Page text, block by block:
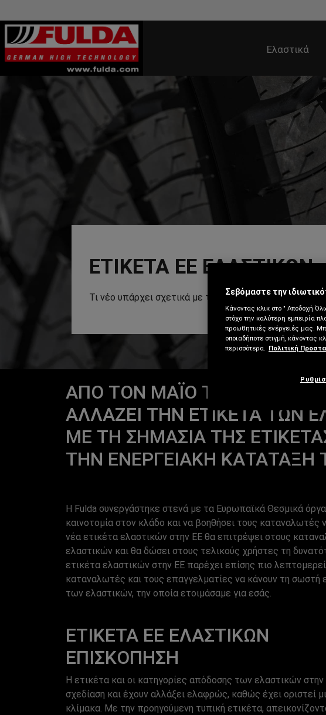
Ελαστικά
ΕΤΙΚΈΤΑ ΕΕ ΕΛΑΣΤΙΚΏΝ
Τι νέο υπάρχει σχετικά με τους κανονισμούς για τα
ΑΠΌ ΤΟΝ ΜΆΙΟ ΤΟΥ 2021,
ΑΛΛΆΖΕΙ ΤΗΝ ΕΤΙΚΈΤΑ ΤΩΝ
ΜΕ ΤΗ ΣΗΜΑΣΊΑ ΤΗΣ
ΤΗΝ ΕΝΕΡΓΕΙΑΚΉ ΚΑΤΆΤΑΞΗ
Η Fulda συνεργάστηκε στενά με τα Ευρωπαϊκά Θεσμικά
καινοτομία στον κλάδο και να βοηθήσει τους
νέα ετικέτα ελαστικών στην ΕΕ θα επιτρέψει στους
ελαστικών και θα δώσει στους τελικούς χρήστες τη
ετικέτα ελαστικών στην ΕΕ παρέχει επίσης πιο
καταναλωτές και τους επαγγελματίες να κάνουν τη σωστή
των ελαστικών, την οποία ετοιμάσαμε για εσάς.
ΕΤΙΚΈΤΑ ΕΕ ΕΛΑΣΤΙΚΏΝ
ΕΠΙΣΚΌΠΗΣΗ
Η ετικέτα και οι κατηγορίες απόδοσης των ελαστικών
σχεδίαση και έχουν αλλάξει ελαφρώς, καθώς έχει οριστεί
κλίμακα. Με την προηγούμενη τυπική ετικέτα,
Σεβόμαστε την
Κάνοντας κλικ στο " Αποδοχή
στόχο την καλύτερη εμπειρία
προωθητικές ενέργειές μας.
οποιαδήποτε στιγμή, κάνοντας
περισσότερα. Πολιτική